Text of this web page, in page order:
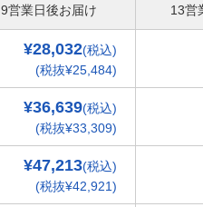
9営業日後お届け 13営
¥28,032(税込)
(税抜¥25,484)
¥36,639(税込)
(税抜¥33,309)
¥47,213(税込)
(税抜¥42,921)